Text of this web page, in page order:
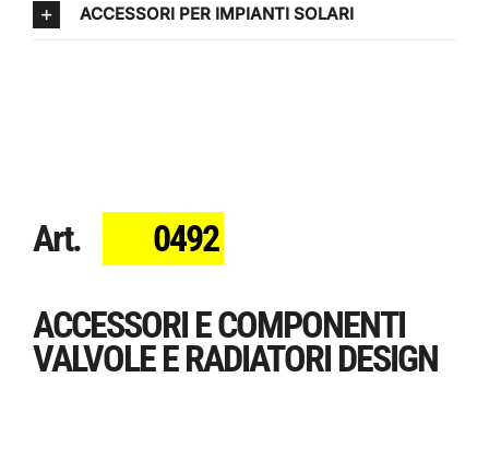
Art. 0492
ACCESSORI E COMPONENTI
VALVOLE E RADIATORI DESIGN
ACCESSORI PER IMPIANTI SOLARI